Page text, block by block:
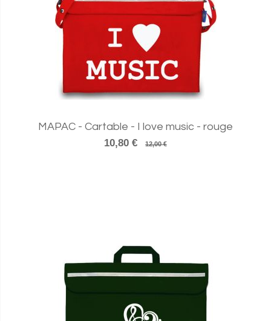
MAPAC - Cartable - I love music - rouge
10,80 €
12,00 €